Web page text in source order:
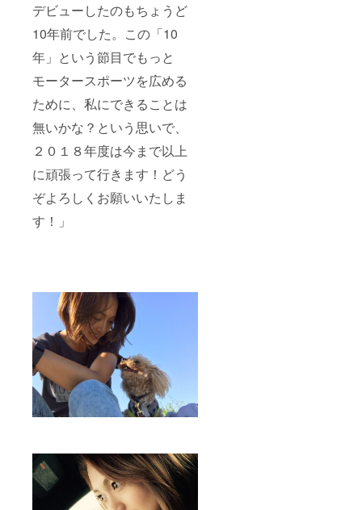
デビューしたのもちょうど
10年前でした。この「10
年」という節目でもっと
モータースポーツを広める
ために、私にできることは
無いかな？という思いで、
２０１８年度は今まで以上
に頑張って行きます！どう
ぞよろしくお願いいたしま
す！」